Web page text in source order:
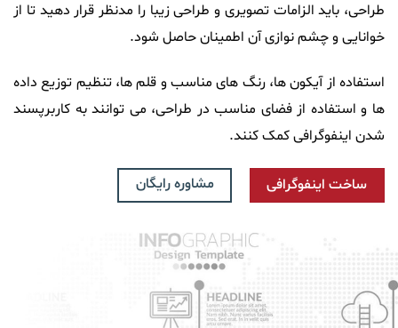
طراحی، باید الزامات تصویری و طراحی زیبا را مدنظر قرار دهید تا از
خوانایی و چشم نوازی آن اطمینان حاصل شود.
استفاده از آیکون ها، رنگ های مناسب و قلم ها، تنظیم توزیع داده
ها و استفاده از فضای مناسب در طراحی، می توانند به کاربرپسند
شدن اینفوگرافی کمک کنند.
ساخت اینفوگرافی مشاوره رایگان